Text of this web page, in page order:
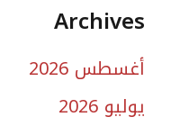
Archives
أغسطس 2026
يوليو 2026